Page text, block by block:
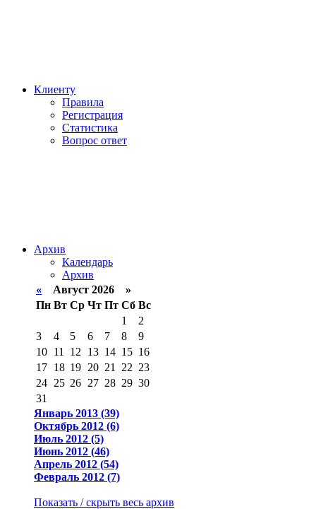
Клиенту
Правила
Регистрация
Статистика
Вопрос ответ
Архив
Календарь
Архив
« Август 2026 »
Пн Вт Ср Чт Пт Сб Вс
1
2
3
4 5 6 7 8
9
10 11 12 13 14 15 16
17 18 19 20 21 22 23
24 25 26 27 28 29 30
31
Январь 2013 (39)
Октябрь 2012 (6)
Июль 2012 (5)
Июнь 2012 (46)
Апрель 2012 (54)
Февраль 2012 (7)
Показать / скрыть весь архив